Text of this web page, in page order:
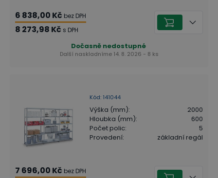
6 838,00 Kč bez DPH
8 273,98 Kč s DPH
Dočasně nedostupné
Další naskladníme 14. 8. 2026 - 8 ks
Kód: 141044
Výška (mm):
2000
Hloubka (mm):
600
Počet polic:
5
Provedení: základní regál
7 696,00 Kč bez DPH